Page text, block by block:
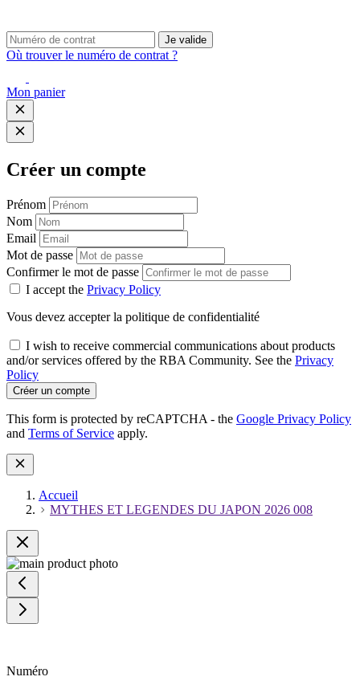
Je valide
Où trouver le numéro de contrat ?
Mon panier
Créer un compte
Prénom
Nom
Email
Mot de passe
Confirmer le mot de passe
I accept the Privacy Policy
Vous devez accepter la politique de confidentialité
I wish to receive commercial communications about products
and/or services offered by the RBA Community. See the Privacy
Policy
Créer un compte
This form is protected by reCAPTCHA - the Google Privacy Policy
and Terms of Service apply.
Accueil
MYTHES ET LEGENDES DU JAPON 2026 008
Numéro